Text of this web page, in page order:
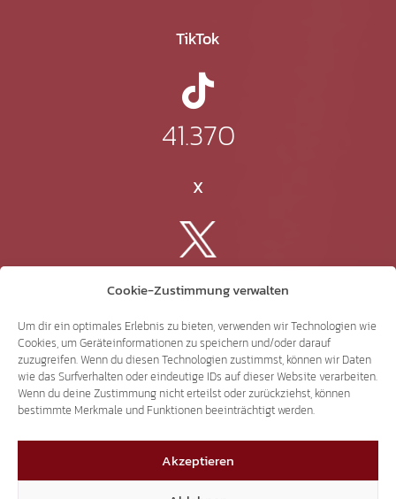
Cookie-Zustimmung verwalten
Um dir ein optimales Erlebnis zu bieten, verwenden wir Technologien wie
Cookies, um Geräteinformationen zu speichern und/oder darauf
zuzugreifen. Wenn du diesen Technologien zustimmst, können wir Daten
wie das Surfverhalten oder eindeutige IDs auf dieser Website verarbeiten.
Wenn du deine Zustimmung nicht erteilst oder zurückziehst, können
bestimmte Merkmale und Funktionen beeinträchtigt werden.
Akzeptieren
TikTok
41.370
X
3.507
Threads
3.401
YouTube